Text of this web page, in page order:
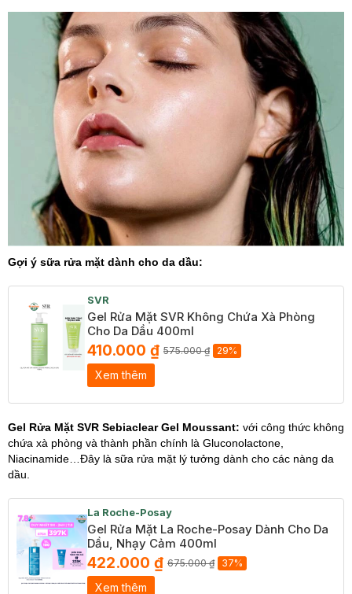
Gợi ý sữa rửa mặt dành cho da dầu:
SVR
Gel Rửa Mặt SVR Không Chứa Xà Phòng
Cho Da Dầu 400ml
410.000 ₫ 575.000 ₫ 29%
Xem thêm
Gel Rửa Mặt SVR Sebiaclear Gel Moussant: với công thức không
chứa xà phòng và thành phần chính là Gluconolactone,
Niacinamide…Đây là sữa rửa mặt lý tưởng dành cho các nàng da
dầu.
La Roche-Posay
Gel Rửa Mặt La Roche-Posay Dành Cho Da
Dầu, Nhạy Cảm 400ml
422.000 ₫ 675.000 ₫ 37%
Xem thêm